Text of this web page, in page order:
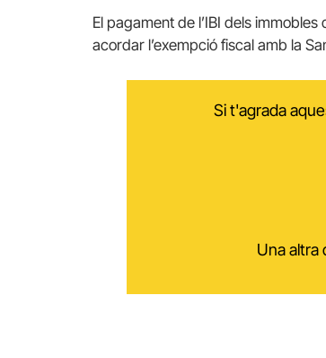
El pagament de l’IBI dels
acordar l’exempció fiscal amb la
Si t'agrada
Una altra